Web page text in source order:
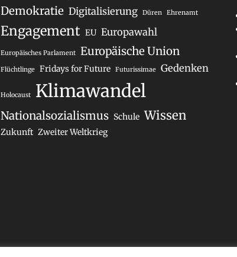
Demokratie Digitalisierung Düren Ehrenamt
Engagement EU Europawahl
Europäisches Parlament Europäische Union
Flüchtlinge Fridays for Future Futurissimae Gedenken
Holocaust Klimawandel
Nationalsozialismus Schule Wissen
Zukunft Zweiter Weltkrieg